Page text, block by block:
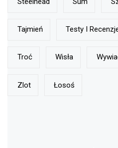
Tajmień Testy I
Troć Wisła
Zlot Łosoś